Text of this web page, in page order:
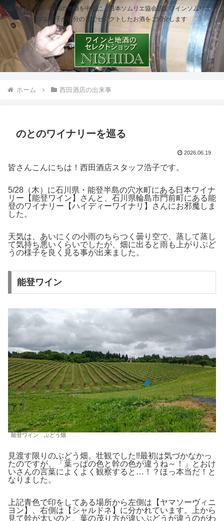
世界のワイン、石川の地酒を中心に、日本ソムリエ協会認定ワインソムリエマ
ダム櫻子が自分の舌でセレクトしたお酒をご紹介します
ホーム 西田酒店の出来事
のとのワイナリーを巡る
2026.06.19
皆さんこんにちは！西田酒店スタッフ浩子です。
5/28（木）に石川県・能登半島の穴水町にある日本ワイナ
リー【能登ワイン】さんと、石川県輪島市門前町にある能
登のワイナリー【ハイディーワイナリ】さんにお邪魔しま
した。
天気は、あいにくの小雨のちらつく曇り空で、蒸して蒸し
て気持ち悪いくらいでしたが、畑に出ると雨も上がりぶど
うの様子を良く見る事が出来ました。
能登ワイン
能登ワイン ぶどう畑
見渡す限りのぶどう畑。壮観でした‼最初は気づかなかっ
たのですが、「葉っぱの色と幹の色が違うね～！」とおけ
いさんの言葉によくよく観察すると…！？ほっ本当だ！と
なりました。
上記青色で印をしてある場所から左側は【ヤマソーヴィニ
ヨン】、右側は【シャルドネ】に分かれています。上から
見て幹が太いのと、葉の茂り方が違いぶどうが違うのがわ